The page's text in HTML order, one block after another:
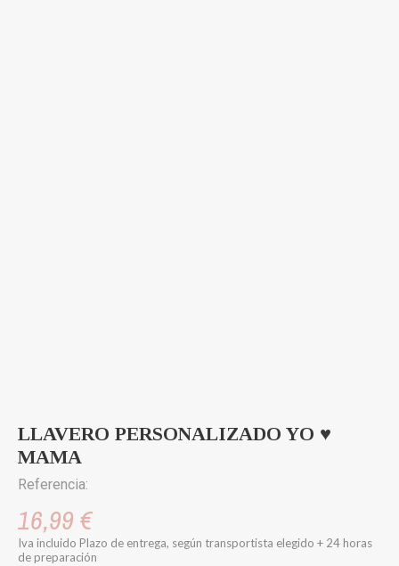
LLAVERO PERSONALIZADO YO ♥
MAMA
Referencia:
16,99 €
Iva incluido Plazo de entrega, según transportista elegido + 24 horas
de preparación